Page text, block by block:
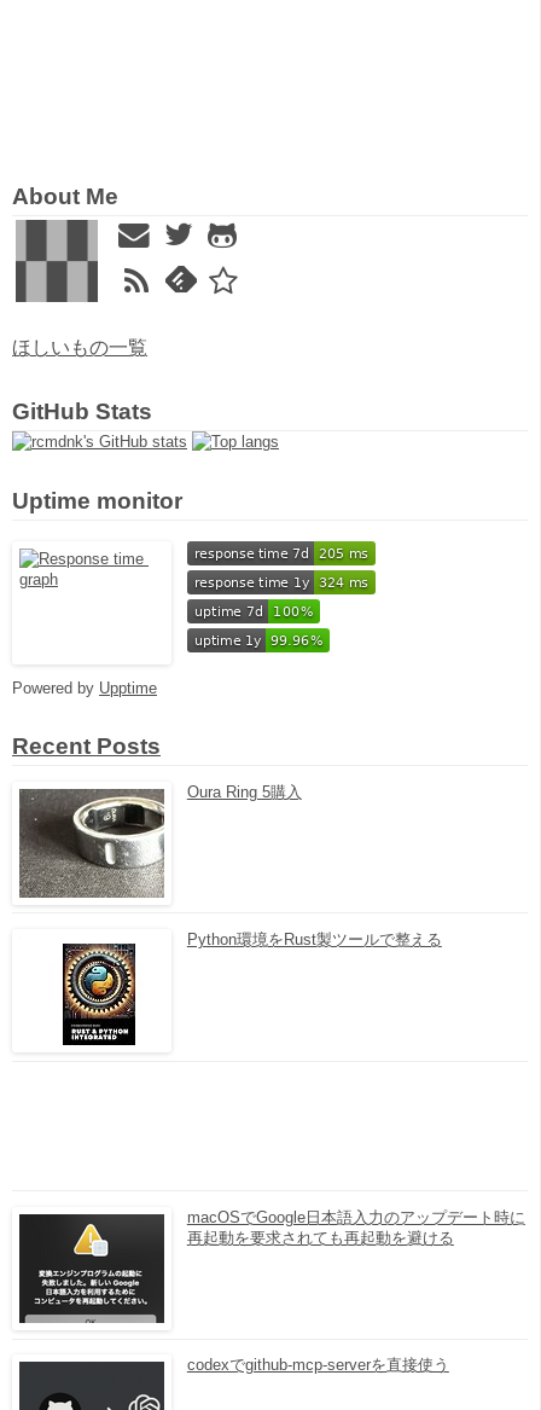
About Me
ほしいもの一覧
GitHub Stats
Uptime monitor
Powered by Upptime
Recent Posts
Oura Ring 5購入
Python環境をRust製ツールで整える
macOSでGoogle日本語入力のアップデート時に
再起動を要求されても再起動を避ける
codexでgithub-mcp-serverを直接使う